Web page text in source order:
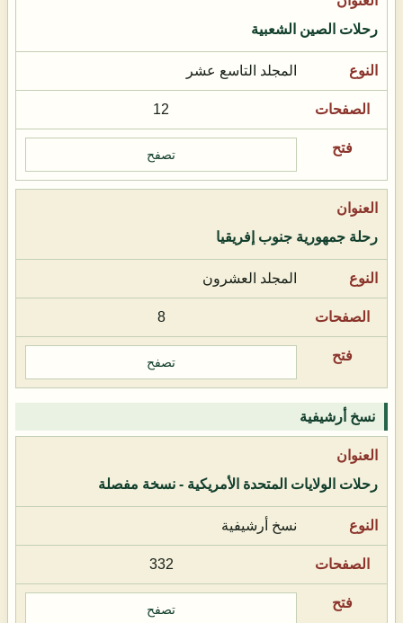
رحلات الصين الشعبية
المجلد التاسع عشر
12
تصفح
رحلة جمهورية جنوب إفريقيا
المجلد العشرون
8
تصفح
نسخ أرشيفية
رحلات الولايات المتحدة الأمريكية - نسخة مفصلة
نسخ أرشيفية
332
تصفح